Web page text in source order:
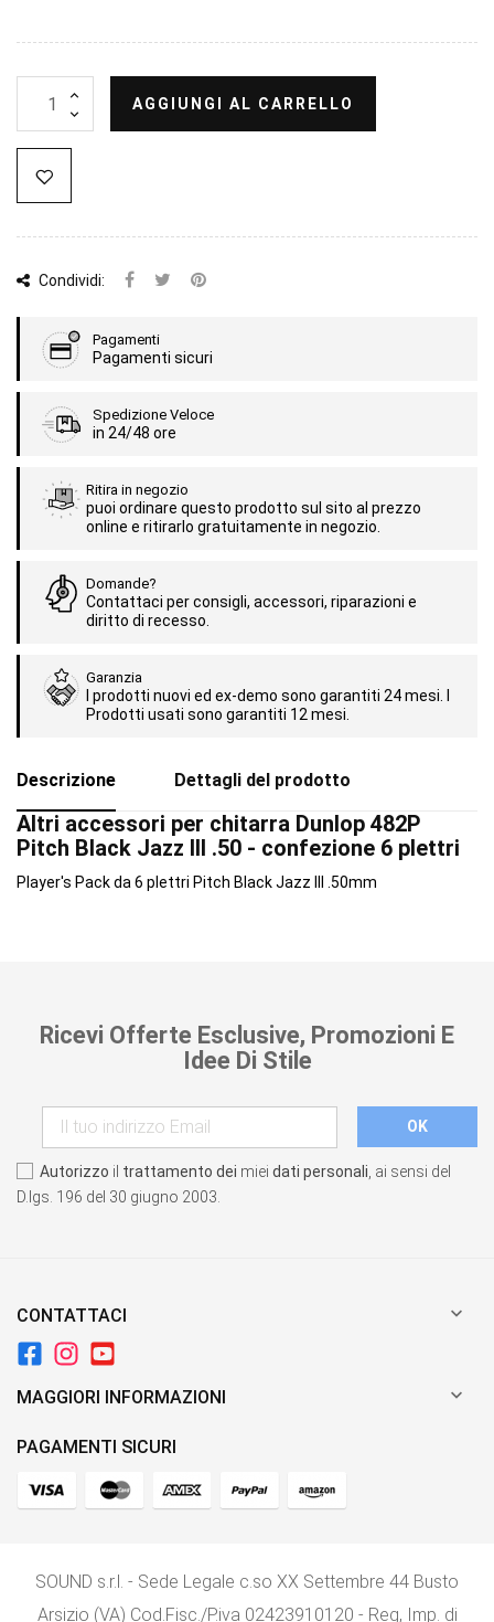
AGGIUNGI AL CARRELLO
Condividi:
Pagamenti
Pagamenti sicuri
Spedizione Veloce
in 24/48 ore
Ritira in negozio
puoi ordinare questo prodotto sul sito al prezzo
online e ritirarlo gratuitamente in negozio.
Domande?
Contattaci per consigli, accessori, riparazioni e
diritto di recesso.
Garanzia
I prodotti nuovi ed ex-demo sono garantiti 24 mesi. I
Prodotti usati sono garantiti 12 mesi.
Descrizione Dettagli del prodotto
Altri accessori per chitarra Dunlop 482P
Pitch Black Jazz III .50 - confezione 6 plettri
Player's Pack da 6 plettri Pitch Black Jazz III .50mm
Ricevi Offerte Esclusive, Promozioni E
Idee Di Stile
Autorizzo il trattamento dei miei dati personali , ai sensi del
D.lgs. 196 del 30 giugno 2003.
CONTATTACI 
MAGGIORI INFORMAZIONI 
PAGAMENTI SICURI
SOUND s.r.l. - Sede Legale c.so XX Settembre 44 Busto
Arsizio (VA) Cod.Fisc./P.iva 02423910120 - Reg, Imp. di